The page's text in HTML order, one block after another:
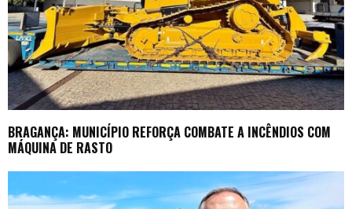
BRAGANÇA: MUNICÍPIO REFORÇA COMBATE A INCÊNDIOS COM
MÁQUINA DE RASTO